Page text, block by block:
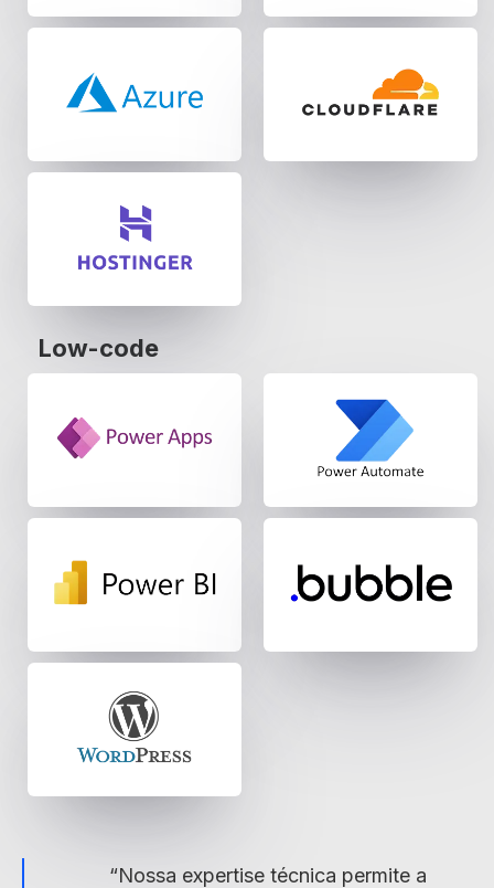
Low-code
“Nossa expertise técnica permite a